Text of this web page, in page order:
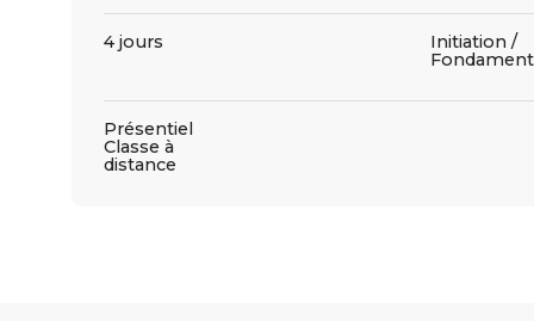
4 jours
Initiation /
Présentiel
Classe à
distance